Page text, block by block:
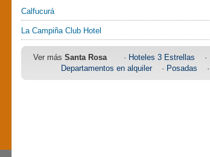
Calfucurá
La Campiña Club Hotel
Ver másSanta Rosa· Hoteles 3 Estrellas ·
Departamentos en alquiler· Posadas ·